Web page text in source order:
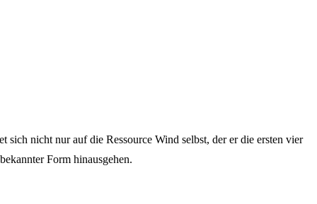
nicht nur auf die Ressource Wind selbst, der er die ersten vier
Form hinausgehen.